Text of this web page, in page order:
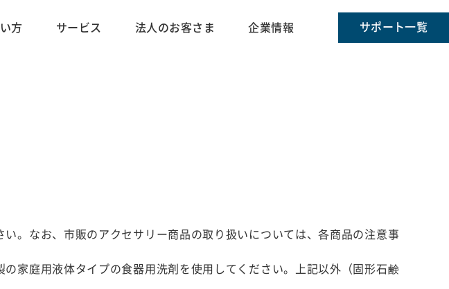
方 サービス 法人のお客さま 企業情報 サポート一覧
。なお、市販のアクセサリー商品の取り扱いについては、各商品の注意事
家庭用液体タイプの食器用洗剤を使用してください。上記以外（固形石鹸